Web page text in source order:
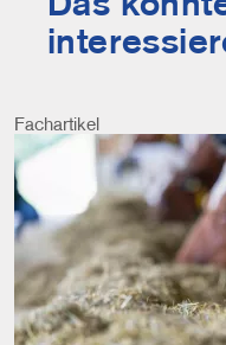
Fachartikel
Image